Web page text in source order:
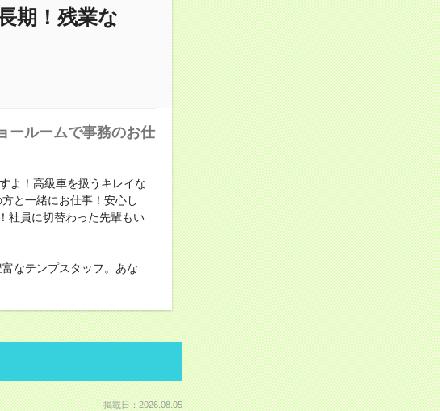
期！残業な
ールームで事務のお仕
よ！高級車を扱うキレイな
と一緒にお仕事！安心し
社員に切替わった先輩もい
なテンプスタッフ。あな
掲載日：2026.08.05